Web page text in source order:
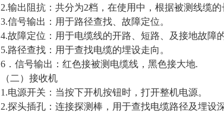
2.输出阻抗：共分为2档，在使用中，根据被测线缆的
3.信号输出：用于路径查找、故障定位。
4.故障定位：用于电缆线的开路、短路、及接地故障
5.路径查找：用于查找电缆的埋设走向。
6．信号输出：红色接被测电缆线，黑色接大地.
（二）接收机
1.电源开关：当按下开机按钮时，打开整机电源。
2.探头插孔：连接探测棒，用于查找电缆路径及埋设深